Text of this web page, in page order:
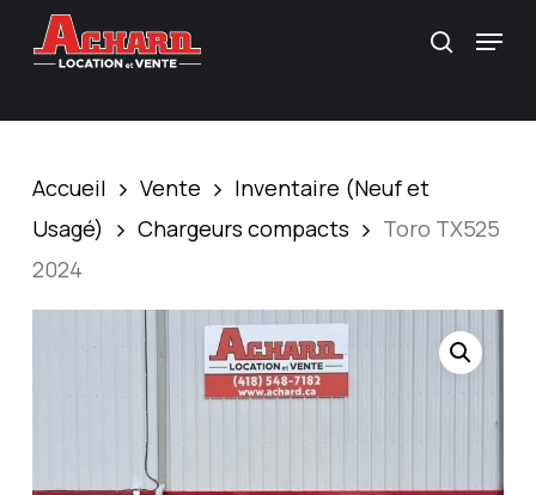
Menu
Accueil Vente
Inventaire (Neuf et
Usagé)
Chargeurs compacts
Toro TX525
2024